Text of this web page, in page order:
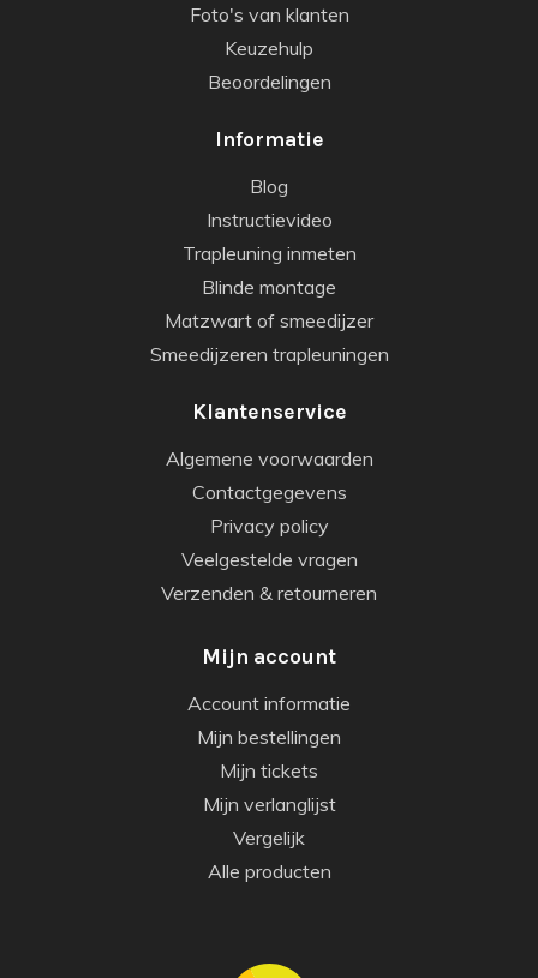
Foto's van klanten
Keuzehulp
Beoordelingen
Informatie
Blog
Instructievideo
Trapleuning inmeten
Blinde montage
Matzwart of smeedijzer
Smeedijzeren trapleuningen
Klantenservice
Algemene voorwaarden
Contactgegevens
Privacy policy
Veelgestelde vragen
Verzenden & retourneren
Mijn account
Account informatie
Mijn bestellingen
Mijn tickets
Mijn verlanglijst
Vergelijk
Alle producten